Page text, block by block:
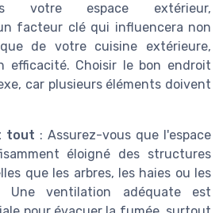
votre espace extérieur,
facteur clé qui influencera non
de votre cuisine extérieure,
efficacité. Choisir le bon endroit
car plusieurs éléments doivent
tout : Assurez-vous que l'espace
éloigné des structures
que les arbres, les haies ou les
Une ventilation adéquate est